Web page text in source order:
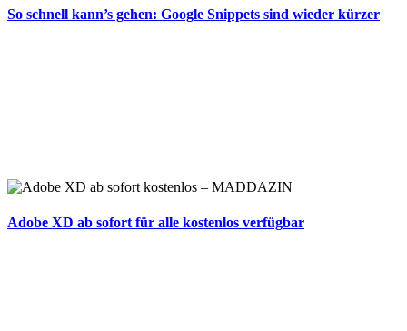
So schnell kann’s gehen: Google Snippets sind wieder kürzer
Adobe XD ab sofort für alle kostenlos verfügbar